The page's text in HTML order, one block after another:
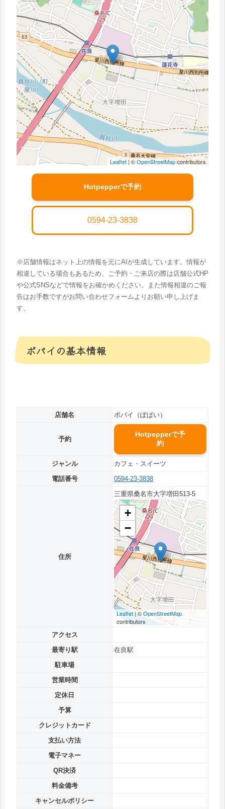
Leaflet| ©OpenStreetMapcontributors
Hotpepperで予約
0594-23-3838
※店舗情報はネット上の情報を元にAIが生成しています。情報が
相違している場合もあるため、ご予約・ご来店の際は店舗公式HP
や公式SNSなどで情報をお確かめください。また情報相違のご報
告はお手数ですがお問い合わせフォームよりお願い申し上げま
す。
ポパイの基本情報
店舗名 ポパイ（ぽぱい）
予約
Hotpepperで予
約
ジャンル
カフェ・スイーツ
電話番号
0594-23-3838
住所
三重県桑名市大字増田513-5
+
−
Leaflet | ©OpenStreetMap
contributors
アクセス
最寄り駅
在良駅
駐車場
営業時間
定休日
予算
クレジットカード
支払い方法
電子マネー
QR決済
料金備考
キャンセルポリシー